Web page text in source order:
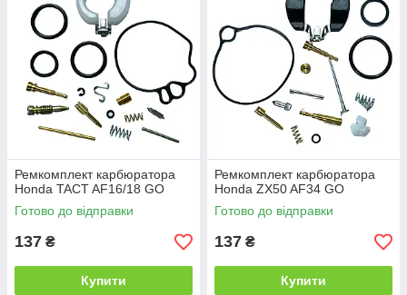
Ремкомплект карбюратора
Honda TACT AF16/18 GO
Готово до відправки
137 ₴
Купити
Ремкомплект карбюратора
Honda ZX50 AF34 GO
Готово до відправки
137 ₴
Купити